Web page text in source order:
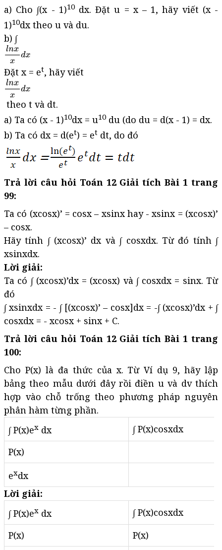
a) Cho ∫(x - 1)10dx. Đặt u = x – 1, hãy viết (x -
1)10dx theo u và du.
b) ∫
Đặt x = et, hãy viết
theo t và dt.
a) Ta có (x - 1)10dx = u10 du (do du = d(x - 1) = dx.
b) Ta có dx = d(et) = et dt, do đó
Trả lời câu hỏi Toán 12 Giải tích Bài 1 trang
99:
Ta có (xcosx)’ = cosx – xsinx hay - xsinx = (xcosx)’
– cosx.
Hãy tính ∫ (xcosx)’ dx và ∫ cosxdx. Từ đó tính ∫
xsinxdx.
Lời giải:
Ta có ∫ (xcosx)’dx = (xcosx) và ∫ cosxdx = sinx. Từ
đó
∫ xsinxdx = - ∫ [(xcosx)’ – cosx]dx = -∫ (xcosx)’dx + ∫
cosxdx = - xcosx + sinx + C.
Trả lời câu hỏi Toán 12 Giải tích Bài 1 trang
100:
Cho P(x) là đa thức của x. Từ Ví dụ 9, hãy lập
bảng theo mẫu dưới đây rồi điền u và dv thích
hợp vào chỗ trống theo phương pháp nguyên
phân hàm từng phần.
∫ P(x)ex dx
∫ P(x)cosxdx
P(x)
exdx
Lời giải:
∫ P(x)ex dx
∫ P(x)cosxdx
P(x)
P(x)